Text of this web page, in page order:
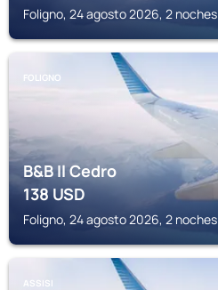
Foligno, 24 agosto 2026, 2 noches
FOLIGNO
B&B Il Cedro
138USD
Foligno, 24 agosto 2026, 2 noches
ASSISI